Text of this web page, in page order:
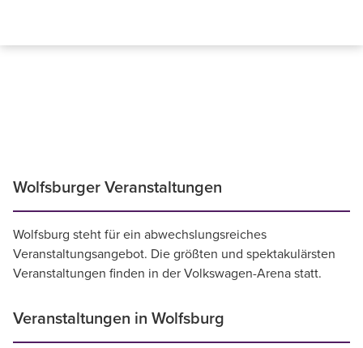
Wolfsburger Veranstaltungen
Wolfsburg steht für ein abwechslungsreiches
Veranstaltungsangebot. Die größten und spektakulärsten
Veranstaltungen finden in der Volkswagen-Arena statt.
Veranstaltungen in Wolfsburg